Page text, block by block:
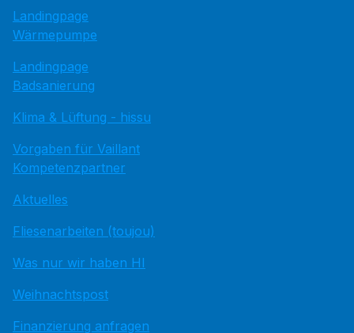
Landingpage
Wärmepumpe
Landingpage
Badsanierung
Klima & Lüftung - hissu
Vorgaben für Vaillant
Kompetenzpartner
Aktuelles
Fliesenarbeiten (toujou)
Was nur wir haben HI
Weihnachtspost
Finanzierung anfragen